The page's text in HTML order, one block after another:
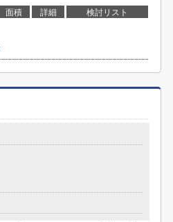
面積 詳細 検討リスト